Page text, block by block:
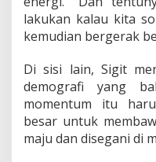
lakukan kalau kita
kemudian bergerak
Di sisi lain, Sigit
demografi yang
momentum itu
besar untuk
maju dan disegani di